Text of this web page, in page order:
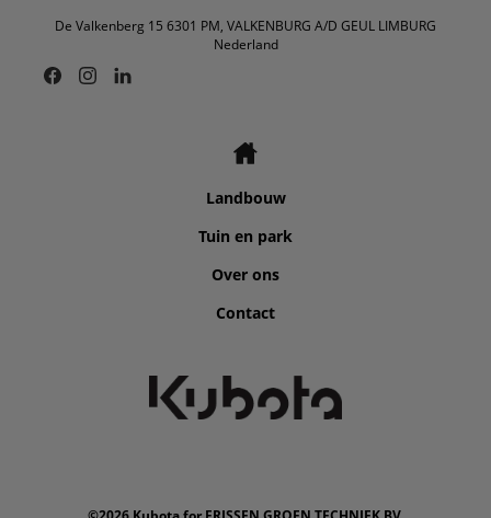
De Valkenberg 15 6301 PM, VALKENBURG A/D GEUL LIMBURG
Nederland
Landbouw
Tuin en park
Over ons
Contact